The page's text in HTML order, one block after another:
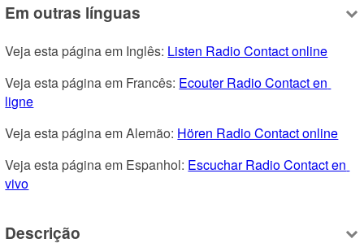
Em outras línguas
Veja esta página em Inglês: Listen Radio Contact online
Veja esta página em Francês: Ecouter Radio Contact en
ligne
Veja esta página em Alemão: Hören Radio Contact online
Veja esta página em Espanhol: Escuchar Radio Contact en
vivo
Descrição